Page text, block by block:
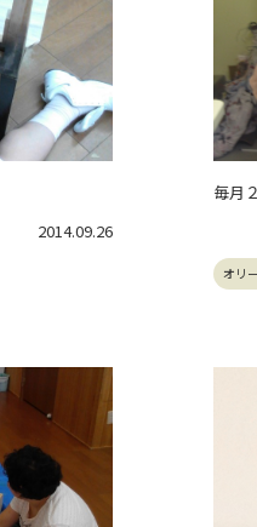
2014.09.26
毎月
オリ